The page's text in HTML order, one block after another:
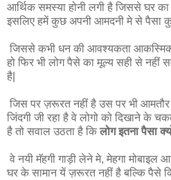
आर्थिक समस्या होनी लगी है जिससे घर का
इसलिए हमें कुछ अपनी आमदनी मे से पैसा
जिससे कभी धन की आवश्यकता
हो फिर भी लोग पैसे का मूल्य सही से
है|
जिस पर ज़रूरत नहीं है उस पर भी
जिंदगी जी रहा है वे लोगो को दिखाने के
है तो सवाल उठता है किलोग इतना पैसा
वे नयी मॅहगी गाड़ी लेने मे, मेहगा मोबाइल
घर के सामान यें ज़रूरत नहीं है बल्कि पैसे